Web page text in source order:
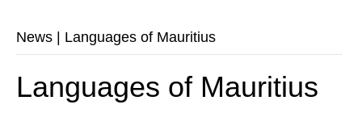
News Languages of Mauritius
Languages of Mauritius